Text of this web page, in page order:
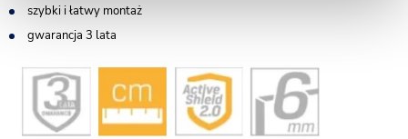
szybki i łatwy montaż
gwarancja 3 lata